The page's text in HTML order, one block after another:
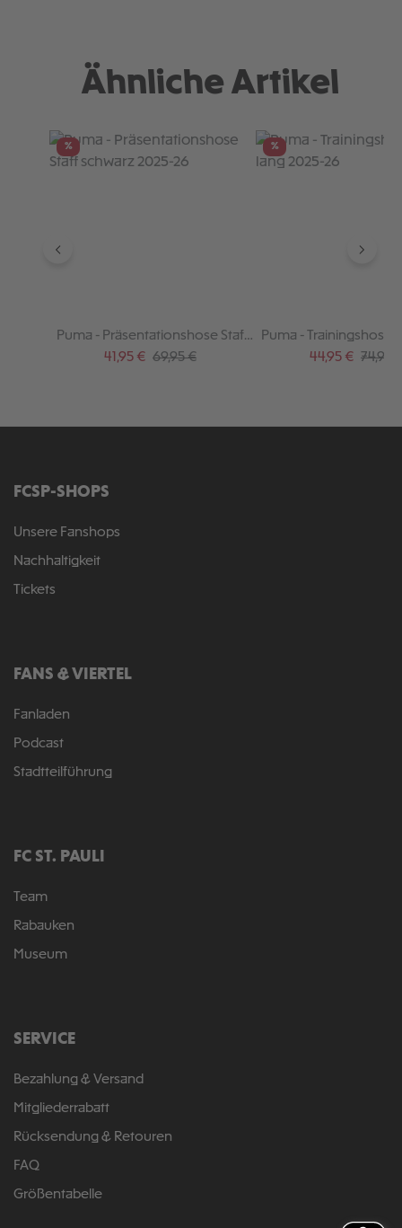
Ähnliche Artikel
Produktgalerie überspringen
%
Puma - Präsentationshose Staff
schwarz 2025-26
Verkaufspreis:
41,95 € Regulärer Preis:
69,95 €
%
Puma - Trainingshose
2025-26
Verkaufspreis:
44,95 € 74,95
FCSP-SHOPS
Unsere Fanshops
Nachhaltigkeit
Tickets
FANS & VIERTEL
Fanladen
Podcast
Stadtteilführung
FC ST. PAULI
Team
Rabauken
Museum
SERVICE
Bezahlung & Versand
Mitgliederrabatt
Rücksendung & Retouren
FAQ
Größentabelle